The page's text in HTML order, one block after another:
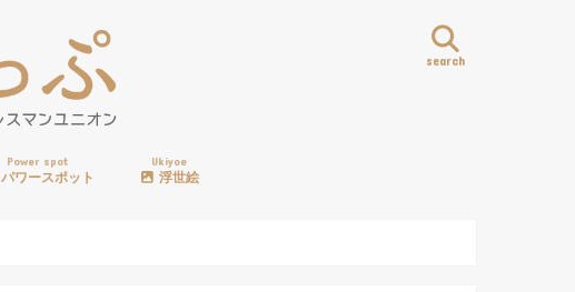
search
Power spot
パワースポット
Ukiyoe
浮世絵